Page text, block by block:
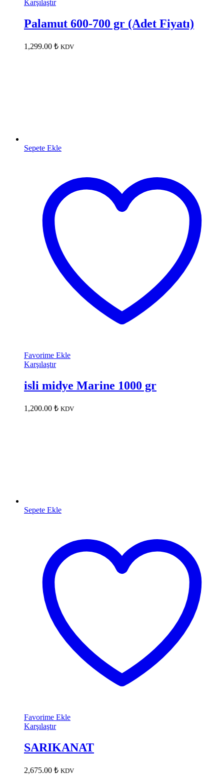
Karşılaştır
Palamut 600-700 gr (Adet Fiyatı)
1,299.00 ₺ KDV
Sepete Ekle
Favorime Ekle
Karşılaştır
isli midye Marine 1000 gr
1,200.00 ₺ KDV
Sepete Ekle
Favorime Ekle
Karşılaştır
SARIKANAT
2,675.00 ₺ KDV